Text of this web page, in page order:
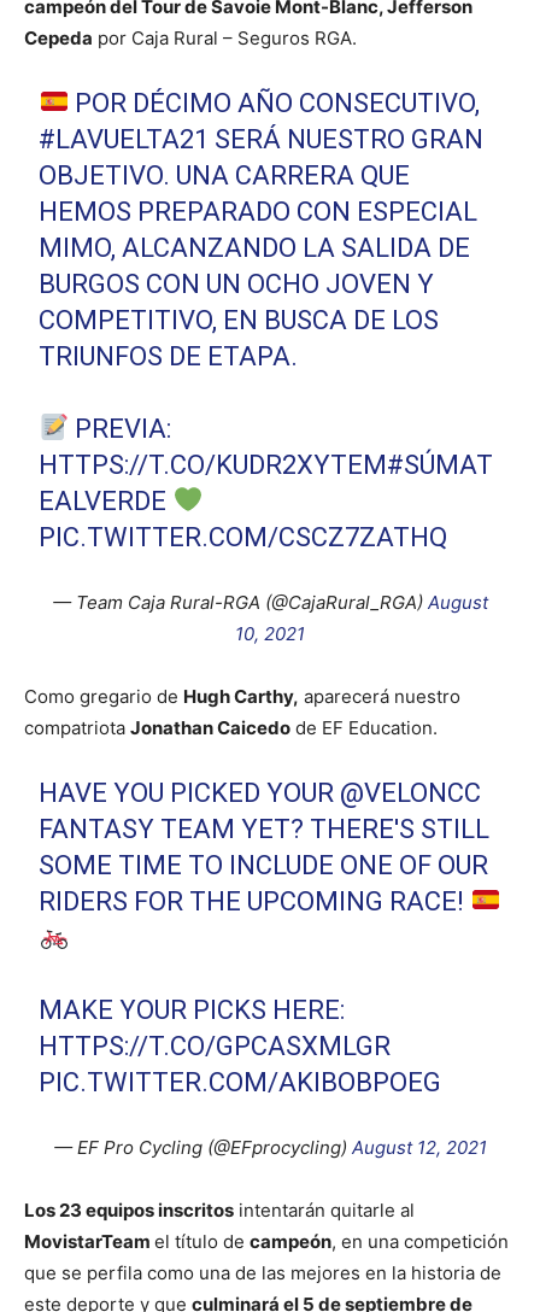
campeón del Tour de Savoie Mont-Blanc, Jefferson
Cepeda por Caja Rural – Seguros RGA.
POR DÉCIMO AÑO CONSECUTIVO,
#LAVUELTA21 SERÁ NUESTRO GRAN
OBJETIVO. UNA CARRERA QUE
HEMOS PREPARADO CON ESPECIAL
MIMO, ALCANZANDO LA SALIDA DE
BURGOS CON UN OCHO JOVEN Y
COMPETITIVO, EN BUSCA DE LOS
TRIUNFOS DE ETAPA.
PREVIA:
HTTPS://T.CO/KUDR2XYTEM#SÚMAT
EALVERDE
PIC.TWITTER.COM/CSCZ7ZATHQ
— Team Caja Rural-RGA (@CajaRural_RGA) August
10, 2021
Como gregario de Hugh Carthy, aparecerá nuestro
compatriota Jonathan Caicedo de EF Education.
HAVE YOU PICKED YOUR @VELONCC
FANTASY TEAM YET? THERE'S STILL
SOME TIME TO INCLUDE ONE OF OUR
RIDERS FOR THE UPCOMING RACE!
MAKE YOUR PICKS HERE:
HTTPS://T.CO/GPCASXMLGR
PIC.TWITTER.COM/AKIBOBPOEG
— EF Pro Cycling (@EFprocycling) August 12, 2021
Los 23 equipos inscritos intentarán quitarle al
MovistarTeam el título de campeón, en una competición
que se perfila como una de las mejores en la historia de
este deporte y que culminará el 5 de septiembre de